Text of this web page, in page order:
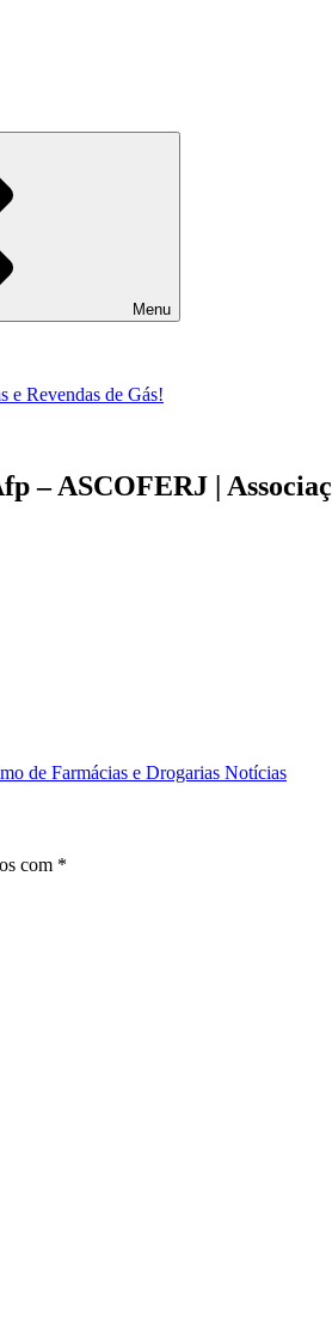
Menu
e Revendas de Gás!
– ASCOFERJ |
de Farmácias e Drogarias Notícias
com *